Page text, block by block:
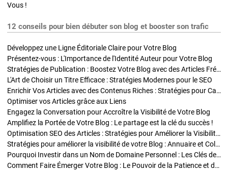
Vous !
12 conseils pour bien débuter son blog et booster son trafic
Développez une Ligne Éditoriale Claire pour Votre Blog
Présentez-vous : L'Importance de l'Identité Auteur pour Votre Blog
Stratégies de Publication : Boostez Votre Blog avec des Articles Fréquents et Exclusifs
L'Art de Choisir un Titre Efficace : Stratégies Modernes pour le SEO
Enrichir Vos Articles avec des Contenus Riches : Stratégies pour Captiver et Optimiser
Optimiser vos Articles grâce aux Liens
Engagez la Conversation pour Accroître la Visibilité de Votre Blog
Amplifiez la Portée de Votre Blog : Le partage est la clé du succès !
Optimisation SEO des Articles : Stratégies pour Améliorer la Visibilité de Votre Blog
Stratégies pour améliorer la visibilité de votre Blog : Annuaire et Collaborations
Pourquoi Investir dans un Nom de Domaine Personnel : Les Clés de la Réussite de Votre Blog
Comment Faire Émerger Votre Blog : Le Pouvoir de la Patience et de la Persévérance